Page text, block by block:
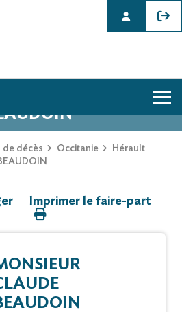
DE CLAUDE
de décès Occitanie
Hérault
Imprimer le faire-part